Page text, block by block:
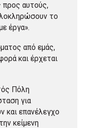
αυτούς,
το
έργα».
από εμάς,
και έρχεται
Πόλη
για
και επανέλεγχο
κείμενη